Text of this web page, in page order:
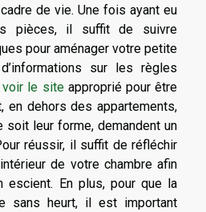
de vie. Une fois ayant eu
pièces, il suffit de suivre
pour aménager votre petite
sur les règles
voir le siteapproprié pour être
en dehors des appartements,
soit leur forme, demandent un
réussir, il suffit de réfléchir
de votre chambre afin
escient. En plus, pour que la
sans heurt, il est important